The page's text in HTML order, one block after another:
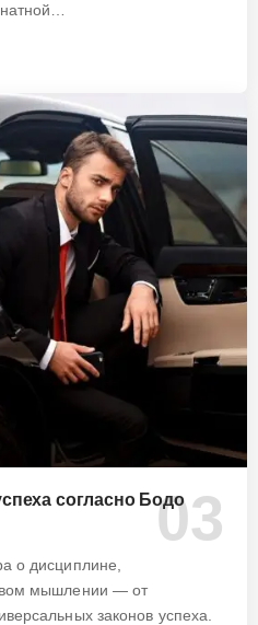
согласно Бодо
о дисциплине,
мышлении — от
законов успеха.